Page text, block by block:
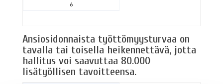
6
Ansiosidonnaista työttömyysturvaa on
tavalla tai toisella heikennettävä, jotta
hallitus voi saavuttaa 80.000
lisätyöllisen tavoitteensa.